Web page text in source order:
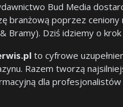
Bud Media
branżową poprzez ceniony
Bramy). Dziś idziemy o krok
to cyfrowe
Razem tworzą
dla profesjonalistów